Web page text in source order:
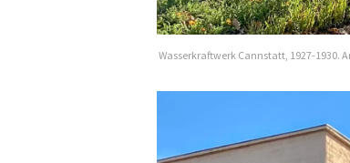
Wasserkraftwerk Cannstatt, 1927-1930.